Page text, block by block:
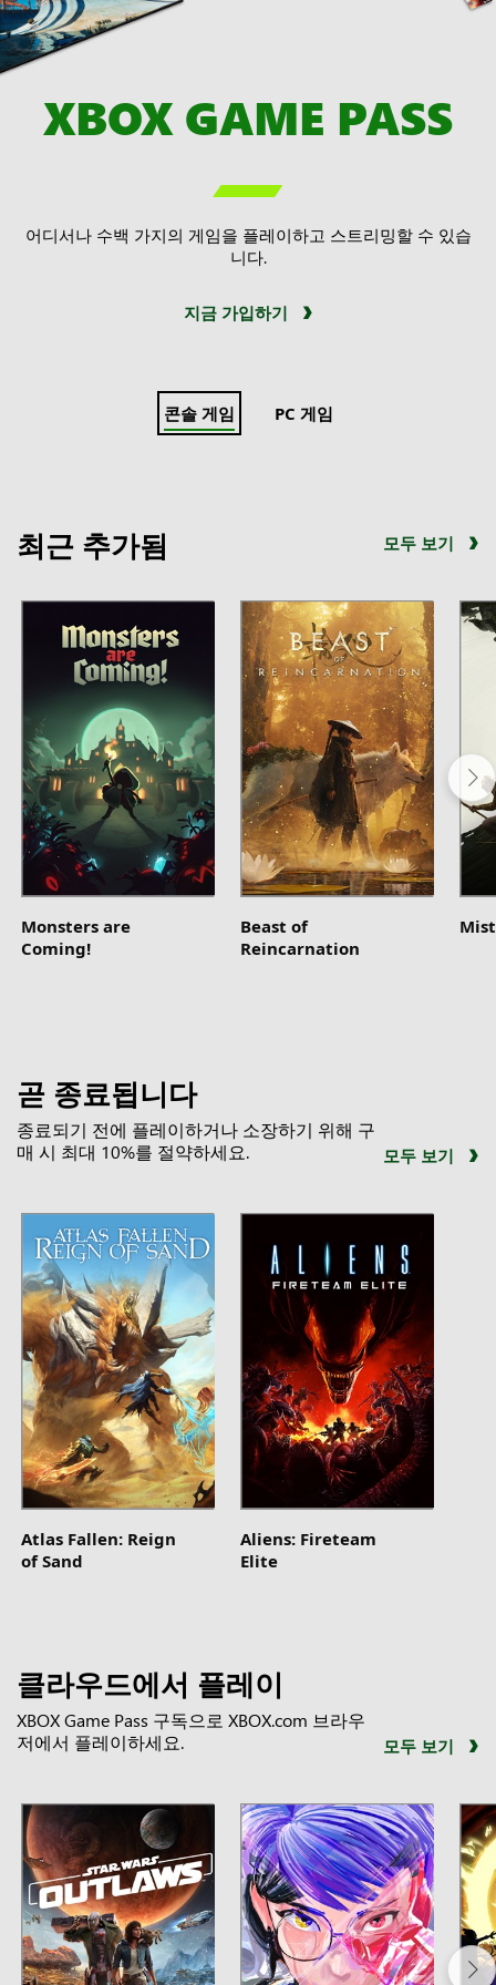
XBOX GAME PASS

어디서나 수백 가지의 게임을 플레이하고 스트리밍할 수 있습
니다.
지금 가입하기
콘솔 게임 PC 게임
최근 추가됨 모두 보기
Monsters are
Coming!
Beast of
Reincarnation
곧 종료됩니다
종료되기 전에 플레이하거나 소장하기 위해 구
매 시 최대 10%를 절약하세요.
모두 보기
Atlas Fallen: Reign
of Sand
Aliens: Fireteam
Elite
클라우드에서 플레이
XBOX Game Pass 구독으로 XBOX.com 브라우
저에서 플레이하세요.
모두 보기